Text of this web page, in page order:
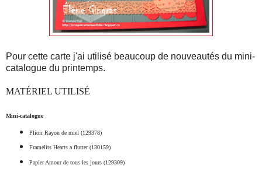
Pour cette carte j'ai utilisé beaucoup de nouveautés du mini-
catalogue du printemps.
MATÉRIEL UTILISÉ
Mini-catalogue
Plioir Rayon de miel (129378)
Framelits Hearts a flutter (130159)
Papier Amour de tous les jours (129309)